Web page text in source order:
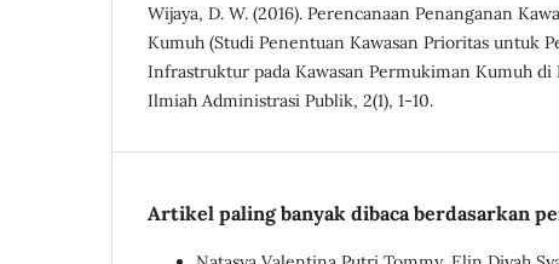
Wijaya, D. W. (2016). Perencanaan Penanganan
Kumuh (Studi Penentuan Kawasan Prioritas untuk
Infrastruktur pada Kawasan Permukiman Kumuh di
Ilmiah Administrasi Publik, 2(1), 1-10.
Artikel paling banyak dibaca berdasarkan